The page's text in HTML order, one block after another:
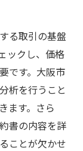
る取引の基盤
ックし、価格
です。大阪市
析を行うこと
ます。さら
書の内容を詳
ことが欠かせ